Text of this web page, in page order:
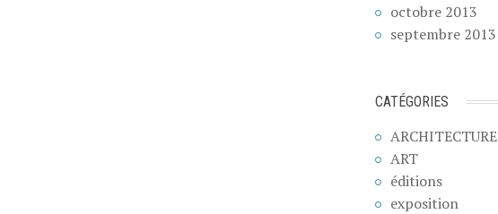
octobre 2013
septembre 2013
CATÉGORIES
ARCHITECTURE
ART
éditions
exposition